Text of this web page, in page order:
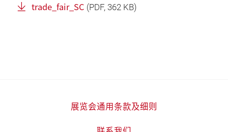
trade_fair_SC (PDF, 362 KB)
展览会通用条款及细则